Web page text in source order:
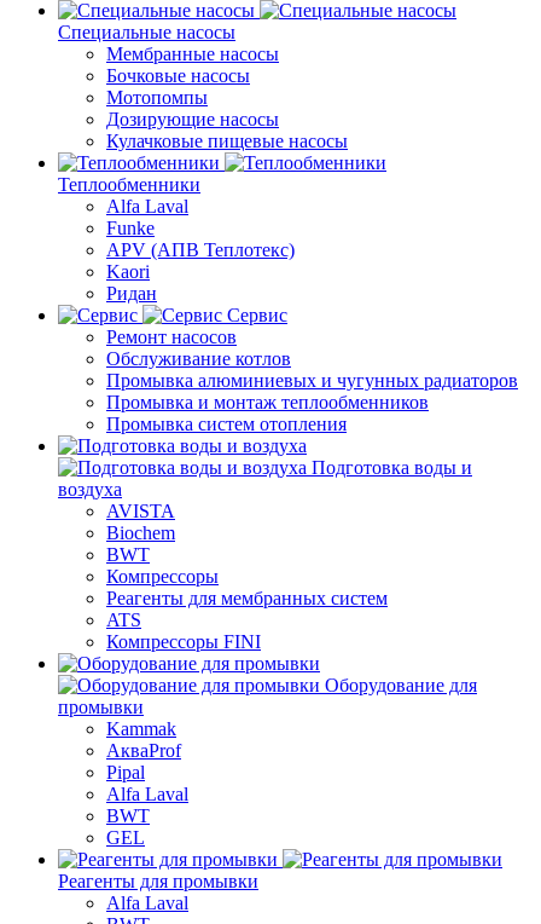
Специальные насосы
Мембранные насосы
Бочковые насосы
Мотопомпы
Дозирующие насосы
Кулачковые пищевые насосы
Теплообменники
Alfa Laval
Funke
APV (АПВ Теплотекс)
Kaori
Ридан
Сервис
Ремонт насосов
Обслуживание котлов
Промывка алюминиевых и чугунных радиаторов
Промывка и монтаж теплообменников
Промывка систем отопления
Подготовка воды и
воздуха
AVISTA
Biochem
BWT
Компрессоры
Реагенты для мембранных систем
ATS
Компрессоры FINI
Оборудование для
промывки
Kammak
АкваProf
Pipal
Alfa Laval
BWT
GEL
Реагенты для промывки
Alfa Laval